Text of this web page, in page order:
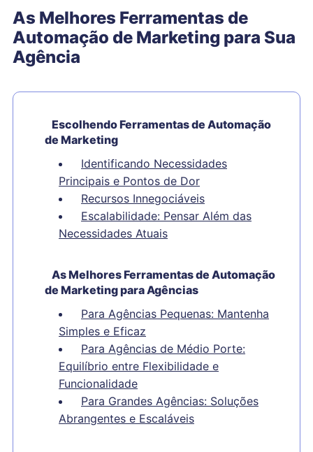
As Melhores Ferramentas de
Automação de Marketing para Sua
Agência
Escolhendo Ferramentas de Automação
de Marketing
Identificando Necessidades
Principais e Pontos de Dor
Recursos Innegociáveis
Escalabilidade: Pensar Além das
Necessidades Atuais
As Melhores Ferramentas de Automação
de Marketing para Agências
Para Agências Pequenas: Mantenha
Simples e Eficaz
Para Agências de Médio Porte:
Equilíbrio entre Flexibilidade e
Funcionalidade
Para Grandes Agências: Soluções
Abrangentes e Escaláveis